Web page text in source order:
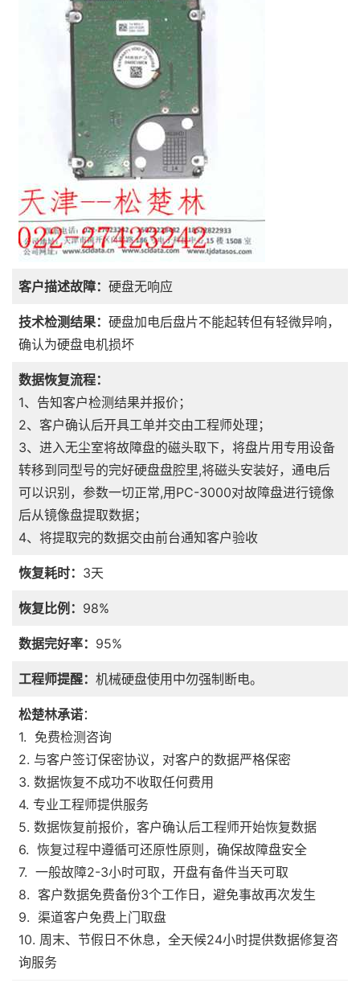
客户描述故障： 硬盘无响应
技术检测结果： 硬盘加电后盘片不能起转但有轻微异响，
确认为硬盘电机损坏
数据恢复流程：
1、告知客户检测结果并报价；
2、客户确认后开具工单并交由工程师处理；
3、进入无尘室将故障盘的磁头取下，将盘片用专用设备
转移到同型号的完好硬盘盘腔里,将磁头安装好，通电后
可以识别，参数一切正常,用PC-3000对故障盘进行镜像
后从镜像盘提取数据；
4、将提取完的数据交由前台通知客户验收
恢复耗时： 3天
恢复比例： 98%
数据完好率： 95%
工程师提醒： 机械硬盘使用中勿强制断电。
松楚林承诺：
1. 免费检测咨询
2. 与客户签订保密协议，对客户的数据严格保密
3. 数据恢复不成功不收取任何费用
4. 专业工程师提供服务
5. 数据恢复前报价，客户确认后工程师开始恢复数据
6. 恢复过程中遵循可还原性原则，确保故障盘安全
7. 一般故障2-3小时可取，开盘有备件当天可取
8. 客户数据免费备份3个工作日，避免事故再次发生
9. 渠道客户免费上门取盘
10. 周末、节假日不休息，全天候24小时提供数据修复咨
询服务